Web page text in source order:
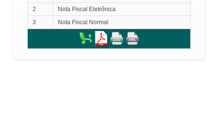
2
Nota Fiscal Eletrônica
3
Nota Fiscal Normal